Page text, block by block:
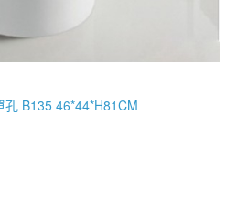
B135 46*44*H81CM